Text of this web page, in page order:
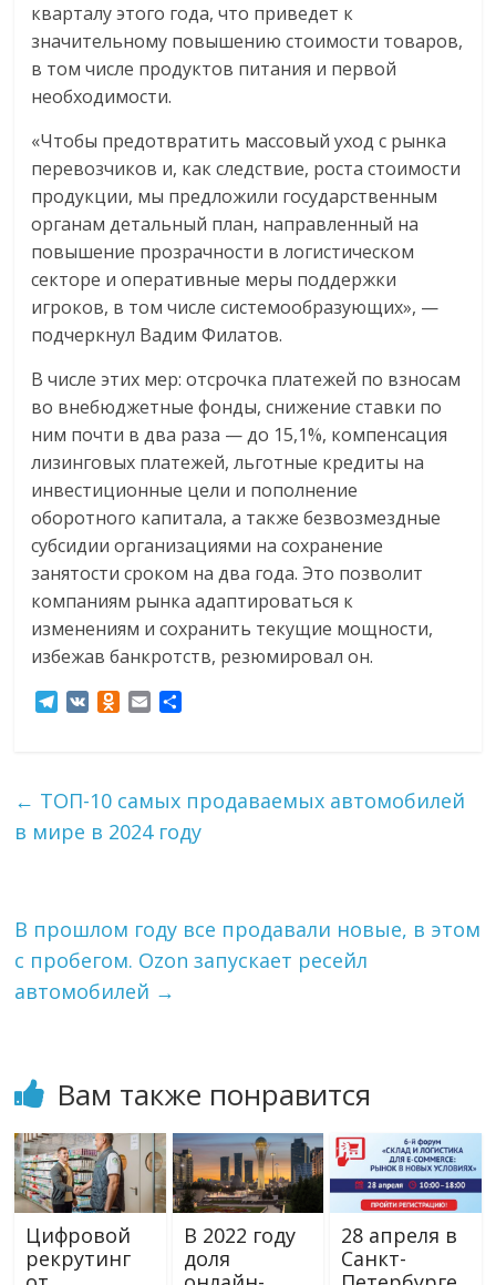
кварталу этого года, что приведет к
значительному повышению стоимости товаров,
в том числе продуктов питания и первой
необходимости.
«Чтобы предотвратить массовый уход с рынка
перевозчиков и, как следствие, роста стоимости
продукции, мы предложили государственным
органам детальный план, направленный на
повышение прозрачности в логистическом
секторе и оперативные меры поддержки
игроков, в том числе системообразующих», —
подчеркнул Вадим Филатов.
В числе этих мер: отсрочка платежей по взносам
во внебюджетные фонды, снижение ставки по
ним почти в два раза — до 15,1%, компенсация
лизинговых платежей, льготные кредиты на
инвестиционные цели и пополнение
оборотного капитала, а также безвозмездные
субсидии организациями на сохранение
занятости сроком на два года. Это позволит
компаниям рынка адаптироваться к
изменениям и сохранить текущие мощности,
избежав банкротств, резюмировал он.
T
g
r
a
O
l
a
i
i
в
и
← ТОП-10 самых продаваемых автомобилей
в мире в 2024 году
В прошлом году все продавали новые, в этом
с пробегом. Ozon запускает ресейл
автомобилей →
Вам также понравится
Цифровой
рекрутинг
В 2022 году
доля
28 апреля в
Санкт-